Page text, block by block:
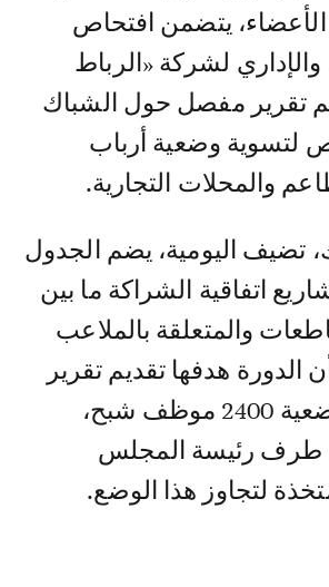
الأعضاء، يتضمن افتحاص
والإداري لشركة «الرباط
تقرير مفصل حول الشباك
لتسوية وضعية أرباب
والمحلات التجارية.
تضيف اليومية، يضم الجدول
اتفاقية الشراكة ما بين
والمتعلقة بالملاعب
الدورة هدفها تقديم تقرير
مفصل حول وضعية 2400 موظف شبح،
طرف رئيسة المجلس
لتجاوز هذا الوضع.